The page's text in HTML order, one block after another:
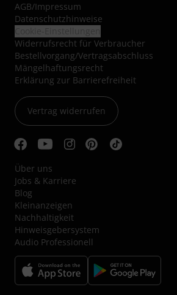
AGB/Impressum
Datenschutzhinweise
Widerrufsrecht für Verbraucher
Bestellvorgang/Vertragsabschluss
Mängelhaftungsrecht
Erklärung zur Barrierefreiheit
Vertrag widerrufen
Über uns
Jobs & Karriere
Blog
Kleinanzeigen
Nachhaltigkeit
Hinweisgebersystem
Audio Professionell